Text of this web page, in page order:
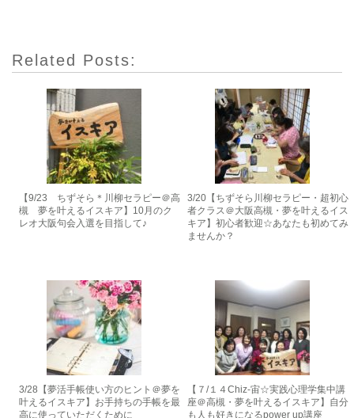
Related Posts:
【9/23 ちずそら＊川柳セラピー＠高
槻 夢を叶えるイスキア】10月のク
レオ大阪句会入選を目指して♪
3/20【ちずそら川柳セラピー・超初心
者クラス＠大阪高槻・夢を叶えるイス
キア】初心者歓迎☆あなたも初めてみ
ませんか？
3/28【夢活手帳使い方のヒント＠夢を
叶えるイスキア】お手持ちの手帳を最
高に使っていただくために
【７/１４Chiz-宙☆実践心理学集中講
座＠高槻・夢を叶えるイスキア】自分
も人も好きになるpower up講座